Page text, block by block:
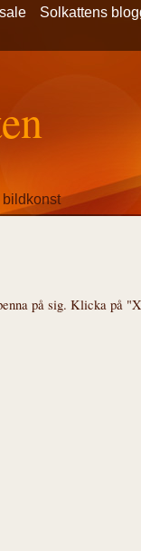
Solkattens
bildkonst
på sig. Klicka på